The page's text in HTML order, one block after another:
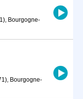
Bourgogne-
Bourgogne-